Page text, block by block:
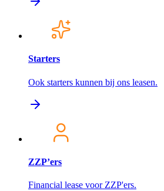
Starters
Ook starters kunnen bij ons leasen.
ZZP’ers
Financial lease voor ZZP'ers.